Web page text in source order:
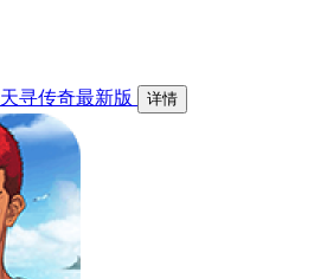
天寻传奇最新版 详情